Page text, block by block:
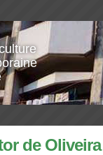
de Oliveira